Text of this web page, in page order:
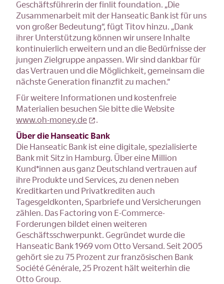
Geschäftsführerin der finlit foundation. „Die
Zusammenarbeit mit der Hanseatic Bank ist für uns
von großer Bedeutung“, fügt Titov hinzu. „Dank
ihrer Unterstützung können wir unsere Inhalte
kontinuierlich erweitern und an die Bedürfnisse der
jungen Zielgruppe anpassen. Wir sind dankbar für
das Vertrauen und die Möglichkeit, gemeinsam die
nächste Generation finanzfit zu machen.“
Für weitere Informationen und kostenfreie
Materialien besuchen Sie bitte die Website
www.oh-money.de
.
Über die Hanseatic Bank
Die Hanseatic Bank ist eine digitale, spezialisierte
Bank mit Sitz in Hamburg. Über eine Million
Kund*innen aus ganz Deutschland vertrauen auf
ihre Produkte und Services, zu denen neben
Kreditkarten und Privatkrediten auch
Tagesgeldkonten, Sparbriefe und Versicherungen
zählen. Das Factoring von E-Commerce-
Forderungen bildet einen weiteren
Geschäftsschwerpunkt. Gegründet wurde die
Hanseatic Bank 1969 vom Otto Versand. Seit 2005
gehört sie zu 75 Prozent zur französischen Bank
Société Générale, 25 Prozent hält weiterhin die
Otto Group.